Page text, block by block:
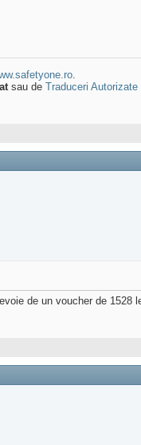
.
sau de Traduceri Autorizate
de un voucher de 1528